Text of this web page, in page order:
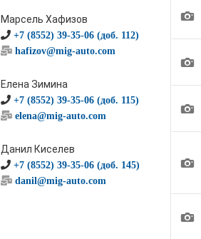
Марсель Хафизов
+7 (8552) 39-35-06 (доб. 112)
hafizov@mig-auto.com
Елена Зимина
+7 (8552) 39-35-06 (доб. 115)
elena@mig-auto.com
Данил Киселев
+7 (8552) 39-35-06 (доб. 145)
danil@mig-auto.com
1
1
1
1
1